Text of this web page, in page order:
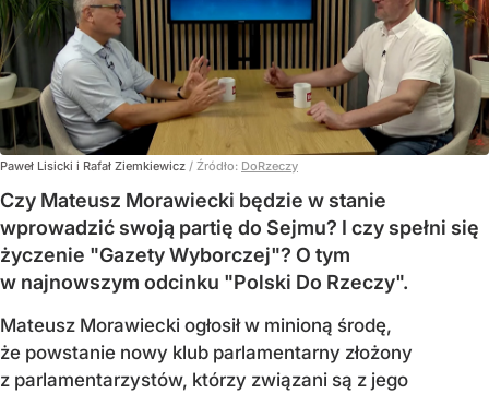
Paweł Lisicki i Rafał Ziemkiewicz / Źródło: DoRzeczy
Czy Mateusz Morawiecki będzie w stanie
wprowadzić swoją partię do Sejmu? I czy spełni się
życzenie "Gazety Wyborczej"? O tym
w najnowszym odcinku "Polski Do Rzeczy".
Mateusz Morawiecki ogłosił w minioną środę,
że powstanie nowy klub parlamentarny złożony
z parlamentarzystów, którzy związani są z jego